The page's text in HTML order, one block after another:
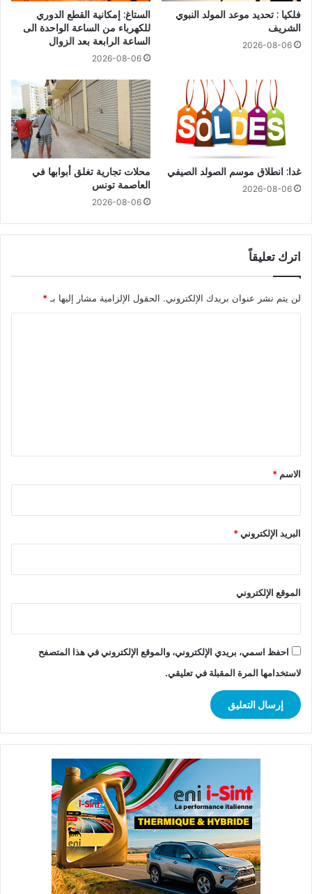
فلكيا : تحديد موعد المولد النبوي
الشريف
2026-08-06
الستاغ: إمكانية القطع الدوري
للكهرباء من الساعة الواحدة الى
الساعة الرابعة بعد الزوال
2026-08-06
غدا: انطلاق موسم الصولد الصيفي
2026-08-06
محلات تجارية تغلق أبوابها في
العاصمة تونس
2026-08-06
اترك تعليقاً
لن يتم نشر عنوان بريدك الإلكتروني. الحقول الإلزامية مشار إليها بـ *
*
الاسم *
البريد الإلكتروني*
الموقع الإلكتروني
احفظ اسمي، بريدي الإلكتروني، والموقع الإلكتروني في هذا المتصفح
لاستخدامها المرة المقبلة في تعليقي.